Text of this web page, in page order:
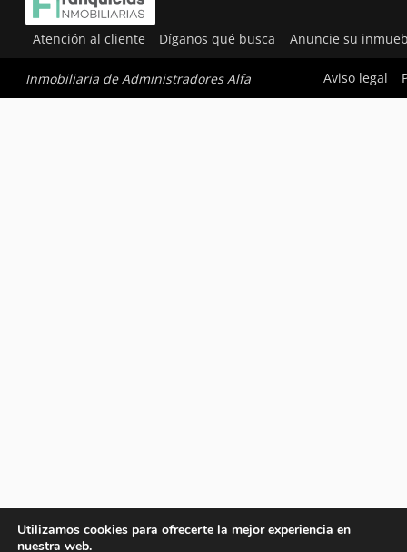
Atención al cliente Díganos qué busca Anuncie su
Inmobiliaria de Administradores Alfa Aviso legal
Utilizamos cookies para ofrecerte la mejor experiencia en
nuestra web.